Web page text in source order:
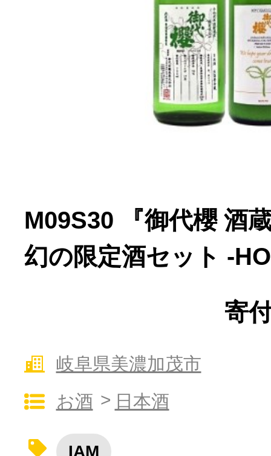
よく見られている返礼品
ふるさと納税徹底比較
給与所得者版
副業・パラレルワーカー
個人事業主・フリーラン
M09S30 『御代櫻 酒
幻の限定酒セット -
寄
岐阜県美濃加茂市
お酒
日本酒
IAM